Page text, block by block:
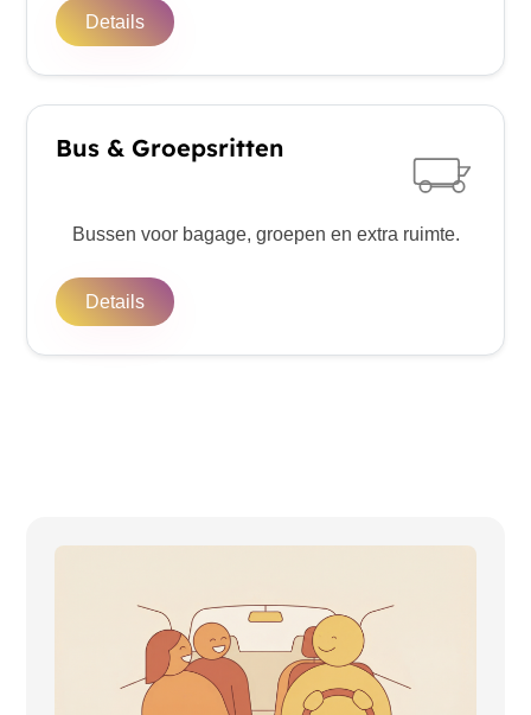
Details
Bus & Groepsritten
Bussen voor bagage, groepen en extra ruimte.
Details